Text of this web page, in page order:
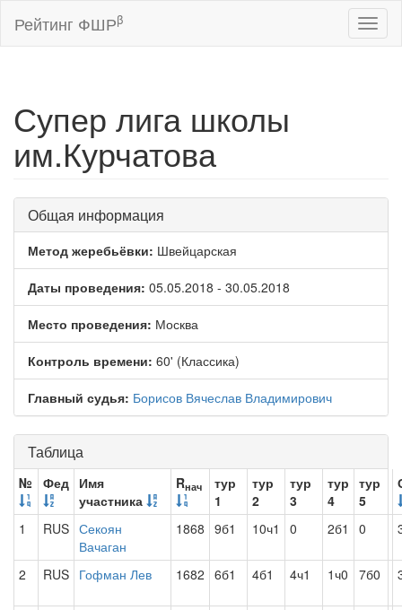
Рейтинг ФШРβ
Супер лига школы
им.Курчатова
Общая информация
Метод жеребьёвки: Швейцарская
Даты проведения: 05.05.2018 - 30.05.2018
Место проведения: Москва
Контроль времени: 60' (Классика)
Главный судья: Борисов Вячеслав Владимирович
Таблица
№ Фед Имя
участника
Rнач
тур
1
тур
2
тур
3
тур
4
тур
5
1 RUS Секоян
Вачаган
1868 9б1 10ч1 0 2б1 0
2 RUS Гофман Лев 1682 6б1 4б1 4ч1 1ч0 7б0